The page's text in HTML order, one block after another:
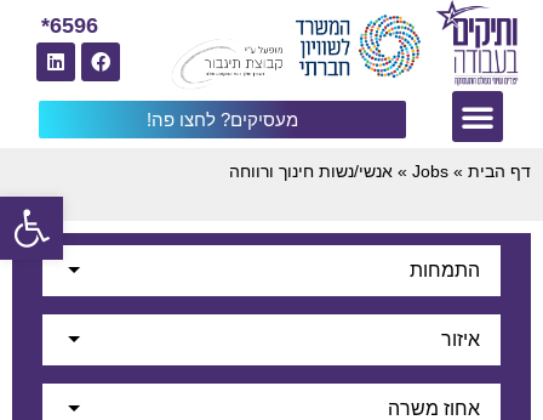
מעסיקים? לחצו פה!
6596*
דף הבית »
Jobs
» אנשי/נשות חינוך ורווחה
התמחות
איזור
אחוז משרה